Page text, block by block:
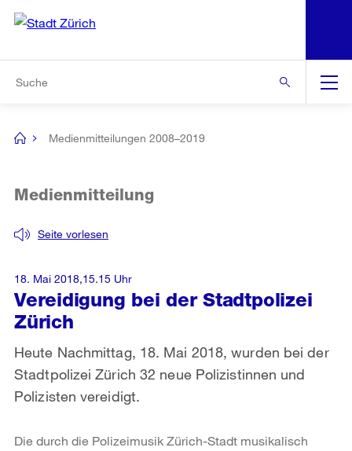
Navigation
[no
Medienmitteilungen 2008–2019
Vereidigung bei der Stadtpolizei
Zürich
Seite vorlesen
Medienmitteilung
Heute Nachmittag, 18. Mai 2018, wurden bei der
Stadtpolizei Zürich 32 neue Polizistinnen und
Polizisten vereidigt.
18. Mai 2018,15.15 Uhr
Die durch die Polizeimusik Zürich-Stadt musikalisch